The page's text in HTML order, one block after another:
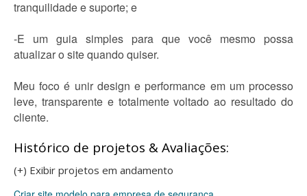
tranquilidade e suporte; e
-E um guia simples para que você mesmo possa
atualizar o site quando quiser.
Meu foco é unir design e performance em um processo
leve, transparente e totalmente voltado ao resultado do
cliente.
Histórico de projetos & Avaliações:
(+) Exibir projetos em andamento